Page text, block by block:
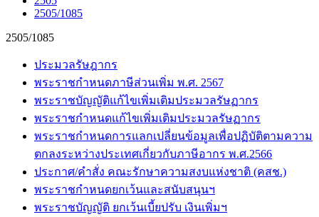
2505/1085
2505/1085
ประมวลรัษฎากร
พระราชกำหนดภาษีส่วนเพิ่ม พ.ศ. 2567
พระราชบัญญัติแก้ไขเพิ่มเติมประมวลรัษฏากร
พระราชกำหนดแก้ไขเพิ่มเติมประมวลรัษฏากร
พระราชกำหนดการแลกเปลี่ยนข้อมูลเพื่อปฏิบัติตามความ
ตกลงระหว่างประเทศเกี่ยวกับภาษีอากร พ.ศ.2566
ประกาศ/คำสั่ง คณะรักษาความสงบแห่งชาติ (คสช.)
พระราชกำหนดยกเว้นและสนับสนุนฯ
พระราชบัญญัติ ยกเว้นเบี้ยปรับ เงินเพิ่มฯ